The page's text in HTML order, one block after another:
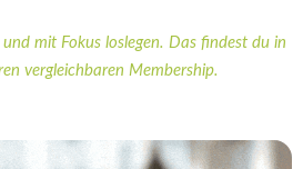
mit Fokus loslegen. Das findest du in
vergleichbaren Membership.